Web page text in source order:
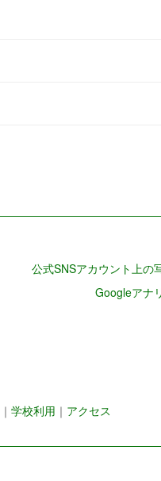
公式SNSアカウント上の
Googleアナ
｜ 学校利用 ｜ アクセス